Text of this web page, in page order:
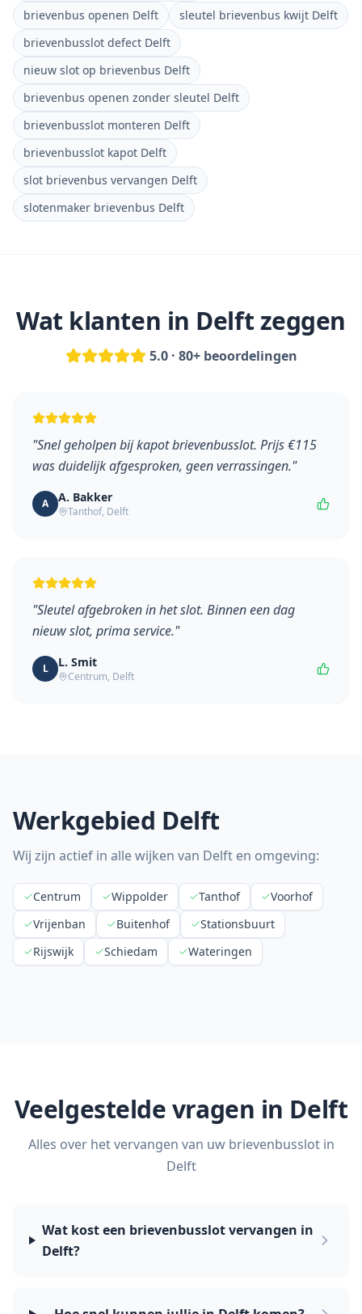
brievenbus openen Delft
sleutel brievenbus kwijt Delft
brievenbusslot defect Delft
nieuw slot op brievenbus Delft
brievenbus openen zonder sleutel Delft
brievenbusslot monteren Delft
brievenbusslot kapot Delft
slot brievenbus vervangen Delft
slotenmaker brievenbus Delft
Wat klanten in Delftzeggen
5.0 · 80+ beoordelingen
"Snel geholpen bij kapot brievenbusslot. Prijs €115
was duidelijk afgesproken, geen verrassingen."
A A. Bakker
Tanthof, Delft
"Sleutel afgebroken in het slot. Binnen een dag
nieuw slot, prima service."
L L. Smit
Centrum, Delft
Werkgebied Delft
Wij zijn actief in alle wijken van Delft en omgeving:
Centrum Wippolder Tanthof
Voorhof
Vrijenban
Buitenhof
Stationsbuurt
Rijswijk
Schiedam Wateringen
Veelgestelde vragen in Delft
Alles over het vervangen van uw brievenbusslot in
Delft
Wat kost een brievenbusslot vervangen in
Delft?